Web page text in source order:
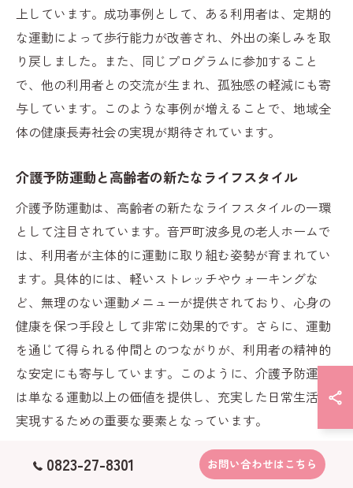
上しています。成功事例として、ある利用者は、定期的
な運動によって歩行能力が改善され、外出の楽しみを取
り戻しました。また、同じプログラムに参加すること
で、他の利用者との交流が生まれ、孤独感の軽減にも寄
与しています。このような事例が増えることで、地域全
体の健康長寿社会の実現が期待されています。
介護予防運動と高齢者の新たなライフスタイル
介護予防運動は、高齢者の新たなライフスタイルの一環
として注目されています。音戸町波多見の老人ホームで
は、利用者が主体的に運動に取り組む姿勢が育まれてい
ます。具体的には、軽いストレッチやウォーキングな
ど、無理のない運動メニューが提供されており、心身の
健康を保つ手段として非常に効果的です。さらに、運動
を通じて得られる仲間とのつながりが、利用者の精神的
な安定にも寄与しています。このように、介護予防運動
は単なる運動以上の価値を提供し、充実した日常生活を
実現するための重要な要素となっています。
0823-27-8301 お問い合わせはこちら